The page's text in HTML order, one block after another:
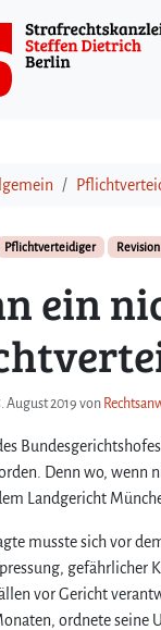
Pflichtverteidiger Revision
ein
August 2019 von
Denn wo, wenn
Landgericht
musste sich vor
gefährlicher
vor Gericht
ordnete seine